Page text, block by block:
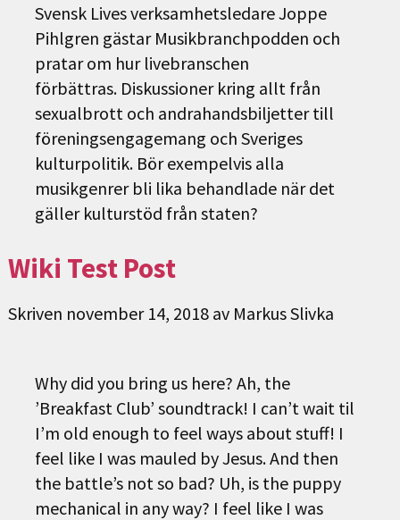
Svensk Lives verksamhetsledare Joppe
Pihlgren gästar Musikbranchpodden och
pratar om hur livebranschen
förbättras. Diskussioner kring allt från
sexualbrott och andrahandsbiljetter till
föreningsengagemang och Sveriges
kulturpolitik. Bör exempelvis alla
musikgenrer bli lika behandlade när det
gäller kulturstöd från staten?
Wiki Test Post
Skriven november 14, 2018 av Markus Slivka
Why did you bring us here? Ah, the
’Breakfast Club’ soundtrack! I can’t wait til
I’m old enough to feel ways about stuff! I
feel like I was mauled by Jesus. And then
the battle’s not so bad? Uh, is the puppy
mechanical in any way? I feel like I was